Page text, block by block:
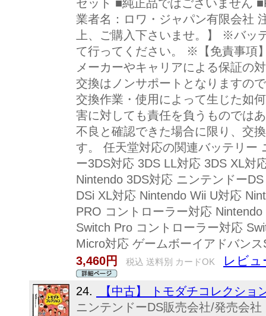
セット ■純正品ではございません
業者名：ロワ・ジャパン有限会社
上、ご購入下さいませ。】 ※バッ
て行ってください。 ※【免責事項
メーカーやキャリアによる保証の
交換はノンサポートとなりますの
交換作業・使用によって生じた如
害に対しても責任を負うものでは
不良と確認できた場合に限り、交
す。 任天堂対応の関連バッテリー
ー3DS対応 3DS LL対応 3DS XL対
Nintendo 3DS対応 ニンテンドー
DSi XL対応 Nintendo Wii U対応
PRO コントローラー対応
Switch Pro コントローラー対応
Micro対応 ゲームボーイアドバン
3,460円
税込 送料別 カードOK レビュ
24.
【中古】 トモダチコレクショ
ニンテンドーDS販売会社/発売会